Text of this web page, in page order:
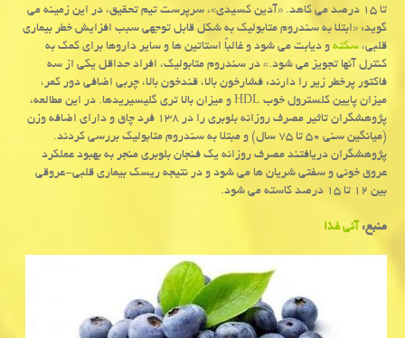
تا ۱۵ درصد می كاهد. «آدین كسیدی»، سرپرست تیم تحقیق، در این زمینه می
گوید: «ابتلا به سندروم متابولیك به شكل قابل توجهی سبب افزایش خطر بیماری
قلبی،سكتهو دیابت می شود و غالباً استاتین ها و سایر داروها برای كمك به
كنترل آنها تجویز می شود.» در سندروم متابولیك، افراد حداقل یكی از سه
فاكتور پرخطر زیر را دارند: فشارخون بالا، قندخون بالا، چربی اضافی دور كمر،
میزان پایین كلسترول خوب HDL و میزان بالا تری گلیسیریدها. در این مطالعه،
پژوهشگران تاثیر مصرف روزانه بلوبری را در ۱۳۸ فرد چاق و دارای اضافه وزن
(میانگین سنی ۵۰ تا ۷۵ سال) و مبتلا به سندروم متابولیك بررسی كردند.
پژوهشگران دریافتند مصرف روزانه یك فنجان بلوبری منجر به بهبود عملكرد
عروق خونی و سفتی شریان ها می شود و در نتیجه ریسك بیماری قلبی-عروقی
بین ۱۲ تا ۱۵ درصد كاسته می شود.
منبع:آنی غذا